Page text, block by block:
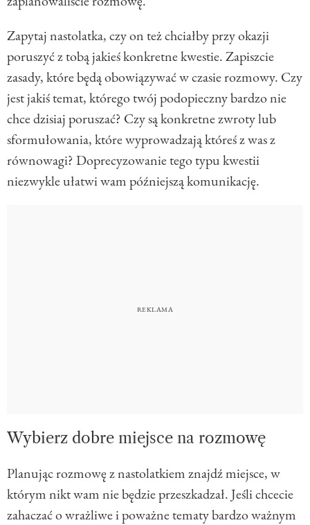
Zapytaj nastolatka, czy on też chciałby przy okazji
poruszyć z tobą jakieś konkretne kwestie. Zapiszcie
zasady, które będą obowiązywać w czasie rozmowy. Czy
jest jakiś temat, którego twój podopieczny bardzo nie
chce dzisiaj poruszać? Czy są konkretne zwroty lub
sformułowania, które wyprowadzają któreś z was z
równowagi? Doprecyzowanie tego typu kwestii
niezwykle ułatwi wam późniejszą komunikację.
Wybierz dobre miejsce na rozmowę
Planując rozmowę z nastolatkiem znajdź miejsce, w
którym nikt wam nie będzie przeszkadzał. Jeśli chcecie
zahaczać o wrażliwe i poważne tematy bardzo ważnym